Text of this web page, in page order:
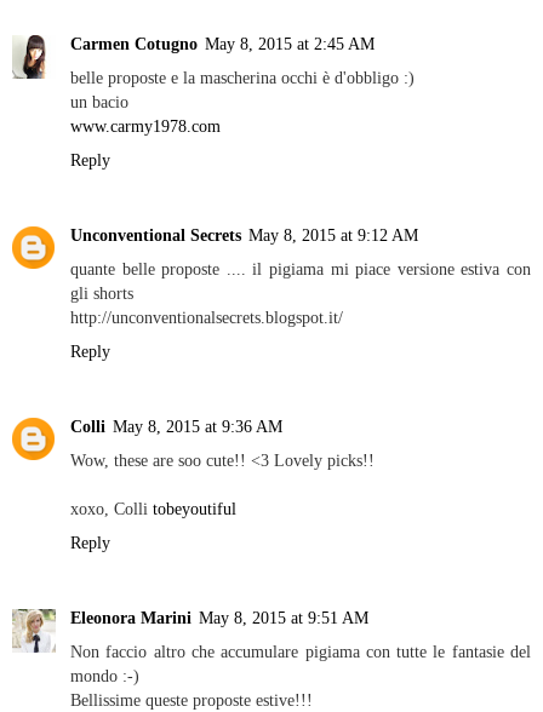
Carmen Cotugno May 8, 2015 at 2:45 AM
belle proposte e la mascherina occhi è d'obbligo :)
un bacio
www.carmy1978.com
Reply
Unconventional Secrets May 8, 2015 at 9:12 AM
quante belle proposte .... il pigiama mi piace versione estiva con
gli shorts
http://unconventionalsecrets.blogspot.it/
Reply
Colli May 8, 2015 at 9:36 AM
Wow, these are soo cute!! <3 Lovely picks!!
xoxo, Colli tobeyoutiful
Reply
Eleonora Marini May 8, 2015 at 9:51 AM
Non faccio altro che accumulare pigiama con tutte le fantasie del
mondo :-)
Bellissime queste proposte estive!!!